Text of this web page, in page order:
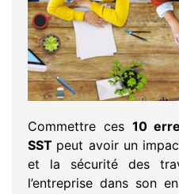
Commettre ces 10
SST peut avoir un
et la sécurité des
l’entreprise dans son